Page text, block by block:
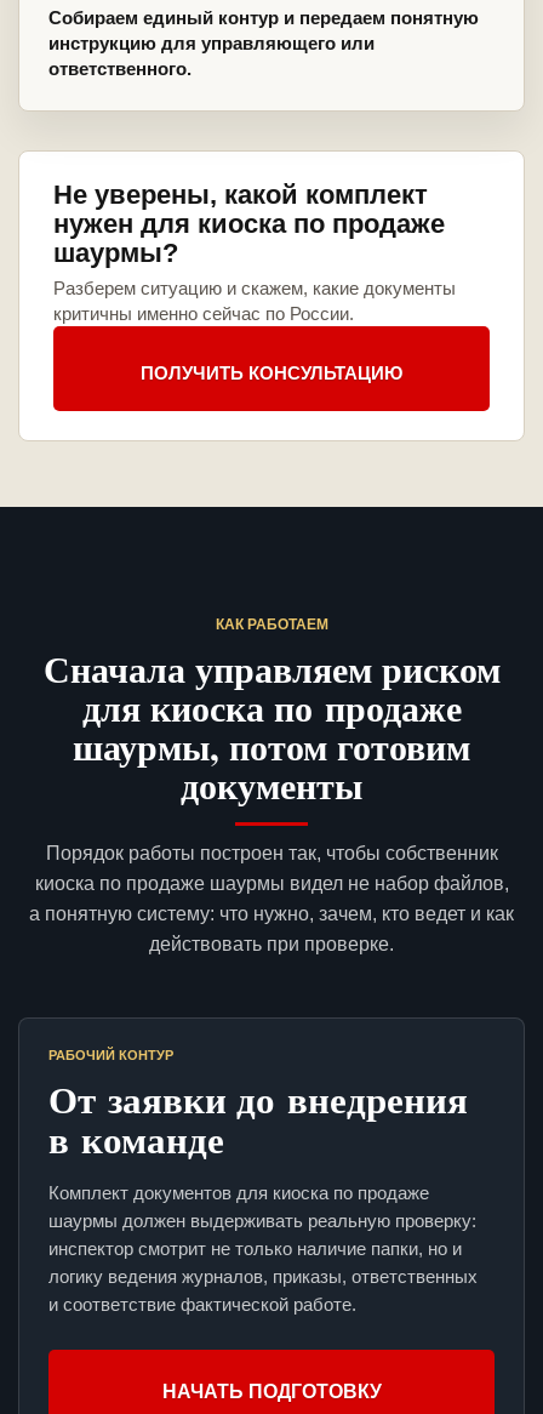
Собираем единый контур и передаем понятную
инструкцию для управляющего или
ответственного.
Не уверены, какой комплект
нужен для киоска по продаже
шаурмы?
Разберем ситуацию и скажем, какие документы
критичны именно сейчас по России.
ПОЛУЧИТЬ КОНСУЛЬТАЦИЮ
КАК РАБОТАЕМ
Сначала управляем риском
для киоска по продаже
шаурмы, потом готовим
документы
Порядок работы построен так, чтобы собственник
киоска по продаже шаурмы видел не набор файлов,
а понятную систему: что нужно, зачем, кто ведет и как
действовать при проверке.
РАБОЧИЙ КОНТУР
От заявки до внедрения
в команде
Комплект документов для киоска по продаже
шаурмы должен выдерживать реальную проверку:
инспектор смотрит не только наличие папки, но и
логику ведения журналов, приказы, ответственных
и соответствие фактической работе.
НАЧАТЬ ПОДГОТОВКУ